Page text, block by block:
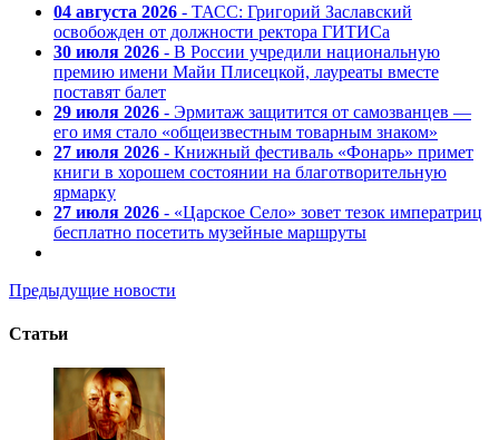
04 августа 2026 - ТАСС: Григорий Заславский
освобожден от должности ректора ГИТИСа
30 июля 2026 - В России учредили национальную
премию имени Майи Плисецкой, лауреаты вместе
поставят балет
29 июля 2026 - Эрмитаж защитится от самозванцев —
его имя стало «общеизвестным товарным знаком»
27 июля 2026 - Книжный фестиваль «Фонарь» примет
книги в хорошем состоянии на благотворительную
ярмарку
27 июля 2026 - «Царское Село» зовет тезок императриц
бесплатно посетить музейные маршруты
Предыдущие новости
Статьи